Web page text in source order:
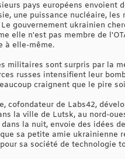
pays européens
une puissance nucléaire,
gouvernement ukrainien
elle n'est pas membre de
à elle-même.
militaires sont surpris par la
russes intensifient leur
craignent que le pire
cofondateur de Labs42,
la ville de Lutsk, au nord-
la nuit, envoie des idées
sa petite amie ukrainienne
sa société de technologie